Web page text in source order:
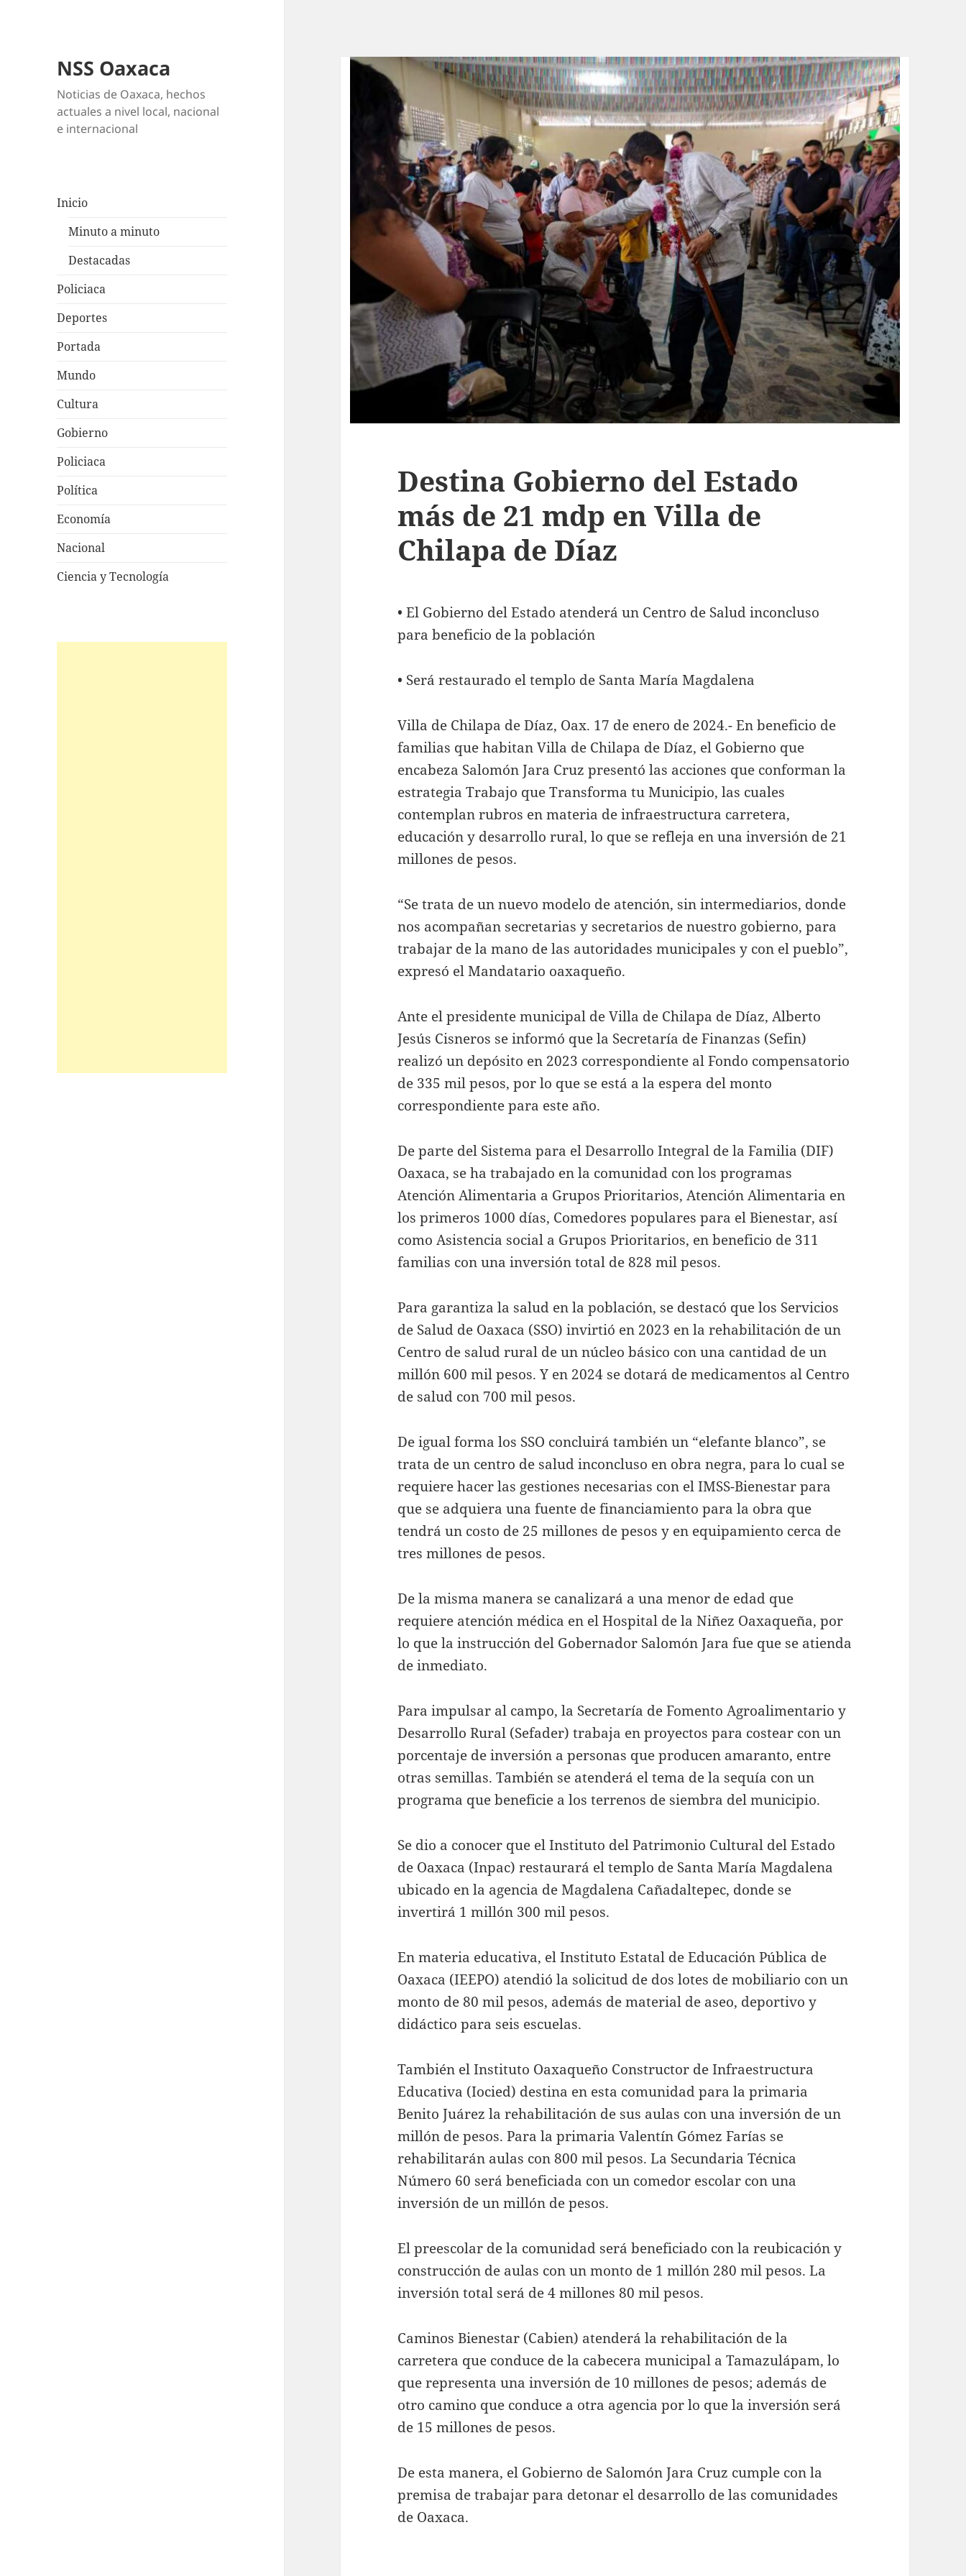
NSS Oaxaca
Noticias de Oaxaca, hechos
actuales a nivel local, nacional
e internacional
Inicio
Minuto a minuto
Destacadas
Policiaca
Deportes
Portada
Mundo
Cultura
Gobierno
Policiaca
Política
Economía
Nacional
Ciencia y Tecnología
Destina Gobierno del Estado
más de 21 mdp en Villa de
Chilapa de Díaz
• El Gobierno del Estado atenderá un Centro de Salud inconcluso
para beneficio de la población
• Será restaurado el templo de Santa María Magdalena
Villa de Chilapa de Díaz, Oax. 17 de enero de 2024.- En beneficio de
familias que habitan Villa de Chilapa de Díaz, el Gobierno que
encabeza Salomón Jara Cruz presentó las acciones que conforman la
estrategia Trabajo que Transforma tu Municipio, las cuales
contemplan rubros en materia de infraestructura carretera,
educación y desarrollo rural, lo que se refleja en una inversión de 21
millones de pesos.
“Se trata de un nuevo modelo de atención, sin intermediarios, donde
nos acompañan secretarias y secretarios de nuestro gobierno, para
trabajar de la mano de las autoridades municipales y con el pueblo”,
expresó el Mandatario oaxaqueño.
Ante el presidente municipal de Villa de Chilapa de Díaz, Alberto
Jesús Cisneros se informó que la Secretaría de Finanzas (Sefin)
realizó un depósito en 2023 correspondiente al Fondo compensatorio
de 335 mil pesos, por lo que se está a la espera del monto
correspondiente para este año.
De parte del Sistema para el Desarrollo Integral de la Familia (DIF)
Oaxaca, se ha trabajado en la comunidad con los programas
Atención Alimentaria a Grupos Prioritarios, Atención Alimentaria en
los primeros 1000 días, Comedores populares para el Bienestar, así
como Asistencia social a Grupos Prioritarios, en beneficio de 311
familias con una inversión total de 828 mil pesos.
Para garantiza la salud en la población, se destacó que los Servicios
de Salud de Oaxaca (SSO) invirtió en 2023 en la rehabilitación de un
Centro de salud rural de un núcleo básico con una cantidad de un
millón 600 mil pesos. Y en 2024 se dotará de medicamentos al Centro
de salud con 700 mil pesos.
De igual forma los SSO concluirá también un “elefante blanco”, se
trata de un centro de salud inconcluso en obra negra, para lo cual se
requiere hacer las gestiones necesarias con el IMSS-Bienestar para
que se adquiera una fuente de financiamiento para la obra que
tendrá un costo de 25 millones de pesos y en equipamiento cerca de
tres millones de pesos.
De la misma manera se canalizará a una menor de edad que
requiere atención médica en el Hospital de la Niñez Oaxaqueña, por
lo que la instrucción del Gobernador Salomón Jara fue que se atienda
de inmediato.
Para impulsar al campo, la Secretaría de Fomento Agroalimentario y
Desarrollo Rural (Sefader) trabaja en proyectos para costear con un
porcentaje de inversión a personas que producen amaranto, entre
otras semillas. También se atenderá el tema de la sequía con un
programa que beneficie a los terrenos de siembra del municipio.
Se dio a conocer que el Instituto del Patrimonio Cultural del Estado
de Oaxaca (Inpac) restaurará el templo de Santa María Magdalena
ubicado en la agencia de Magdalena Cañadaltepec, donde se
invertirá 1 millón 300 mil pesos.
En materia educativa, el Instituto Estatal de Educación Pública de
Oaxaca (IEEPO) atendió la solicitud de dos lotes de mobiliario con un
monto de 80 mil pesos, además de material de aseo, deportivo y
didáctico para seis escuelas.
También el Instituto Oaxaqueño Constructor de Infraestructura
Educativa (Iocied) destina en esta comunidad para la primaria
Benito Juárez la rehabilitación de sus aulas con una inversión de un
millón de pesos. Para la primaria Valentín Gómez Farías se
rehabilitarán aulas con 800 mil pesos. La Secundaria Técnica
Número 60 será beneficiada con un comedor escolar con una
inversión de un millón de pesos.
El preescolar de la comunidad será beneficiado con la reubicación y
construcción de aulas con un monto de 1 millón 280 mil pesos. La
inversión total será de 4 millones 80 mil pesos.
Caminos Bienestar (Cabien) atenderá la rehabilitación de la
carretera que conduce de la cabecera municipal a Tamazulápam, lo
que representa una inversión de 10 millones de pesos; además de
otro camino que conduce a otra agencia por lo que la inversión será
de 15 millones de pesos.
De esta manera, el Gobierno de Salomón Jara Cruz cumple con la
premisa de trabajar para detonar el desarrollo de las comunidades
de Oaxaca.